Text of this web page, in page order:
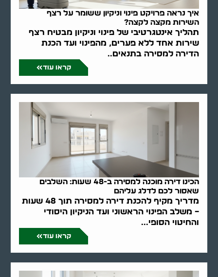
איך נראה פרויקט פינוי וניקיון ששומר על רצף
השירות מקצה לקצה?
תהליך אינטגרטיבי של פינוי וניקיון מבטיח רצף
שירות אחד ללא פערים, מהפינוי ועד הכנת
הדירה למסירה בתנאים..
קראו עוד
הכינו דירה מוכנה למסירה ב-48 שעות: השלבים
שאסור לכם לדלג עליהם
מדריך מקיף להכנת דירה למסירה תוך 48 שעות
– משלב הפינוי הראשוני ועד הניקיון היסודי
והחיטוי הסופי...
קראו עוד